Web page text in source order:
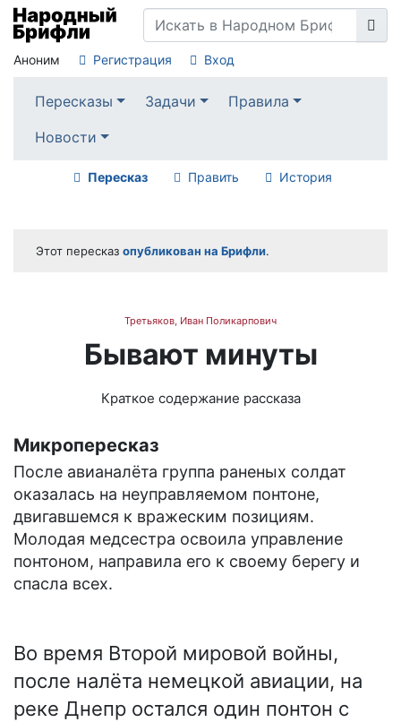
Аноним Регистрация Вход
Пересказы Задачи
Правила
Новости
Пересказ Править История
Этот пересказ опубликован на Брифли.
Третьяков, Иван Поликарпович
Бывают минуты
Краткое содержание рассказа
Микропересказ
После авианалёта группа раненых солдат
оказалась на неуправляемом понтоне,
двигавшемся к вражеским позициям.
Молодая медсестра освоила управление
понтоном, направила его к своему берегу и
спасла всех.
Во время Второй мировой войны,
после налёта немецкой авиации, на
реке Днепр остался один понтон с